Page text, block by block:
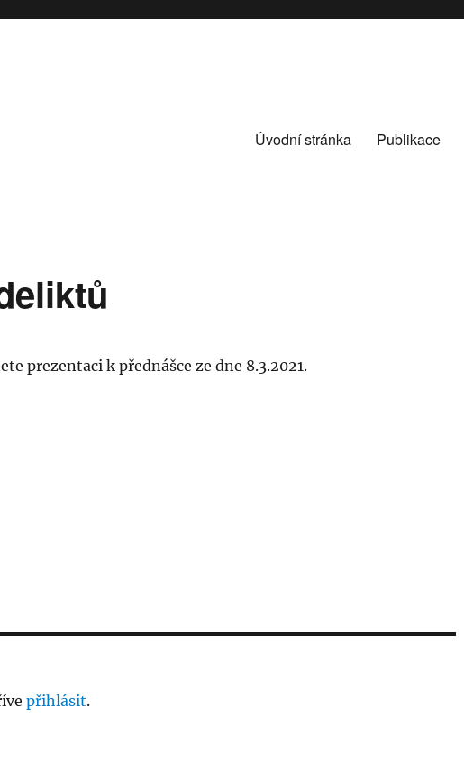
Úvodní stránka Publikace
prezentaci k přednášce ze dne 8.3.2021.
přihlásit.